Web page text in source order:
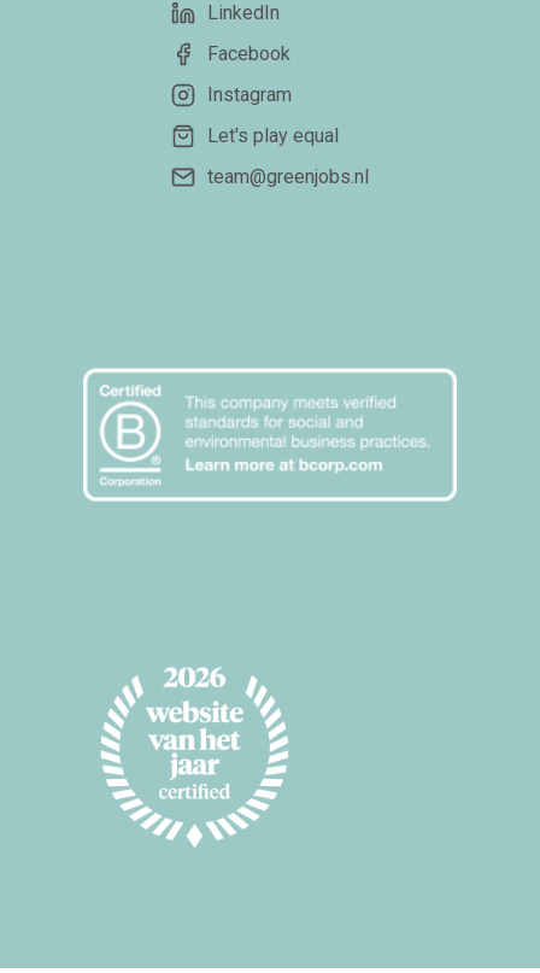
LinkedIn
Facebook
Instagram
Let's play equal
team@greenjobs.nl